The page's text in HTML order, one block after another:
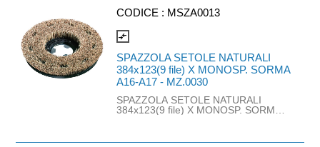
CODICE : MSZA0013
compare_arrows
SPAZZOLA SETOLE NATURALI
384x123(9 file) X MONOSP. SORMA
A16-A17 - MZ.0030
SPAZZOLA SETOLE NATURALI
384x123(9 file) X MONOSP. SORMA